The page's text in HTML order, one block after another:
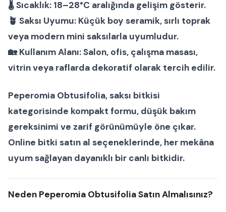
🌡Sıcaklık: 18–28°C aralığında gelişim gösterir.
🪴 Saksı Uyumu: Küçük boy seramik, sırlı toprak
veya modern mini saksılarla uyumludur.
🏡Kullanım Alanı:Salon, ofis, çalışma masası,
vitrin veya raflarda dekoratif olarak tercih edilir.
Peperomia Obtusifolia,saksı bitkisi
kategorisinde kompakt formu, düşük bakım
gereksinimi ve zarif görünümüyle öne çıkar.
Online bitki satın al seçeneklerinde, her mekâna
uyum sağlayan dayanıklı bir canlı bitkidir.
Neden Peperomia Obtusifolia Satın Almalısınız?